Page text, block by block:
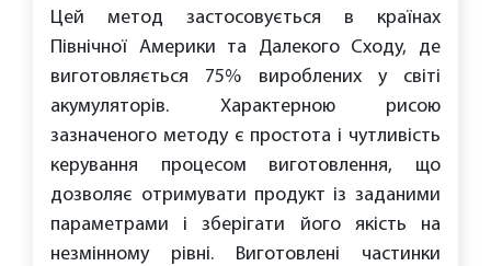
Цей метод застосовується в країнах
Північної Америки та Далекого Сходу, де
виготовляється 75% вироблених у світі
акумуляторів. Характерною рисою
зазначеного методу є простота і чутливість
керування процесом виготовлення, що
дозволяє отримувати продукт із заданими
параметрами і зберігати його якість на
незмінному рівні. Виготовлені частинки